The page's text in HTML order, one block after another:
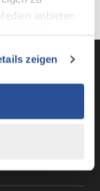
anbieten
Partner für
Unsere
mit
zeigen